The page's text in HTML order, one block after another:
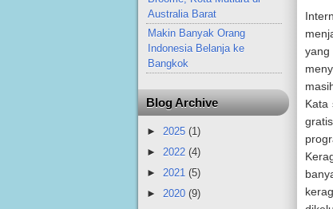
Australia Barat
Makin Banyak Orang
Indonesia Belanja ke
Bangkok
Blog Archive
► 2025 (1)
► 2022 (4)
► 2021 (5)
► 2020 (9)
yang
Kata